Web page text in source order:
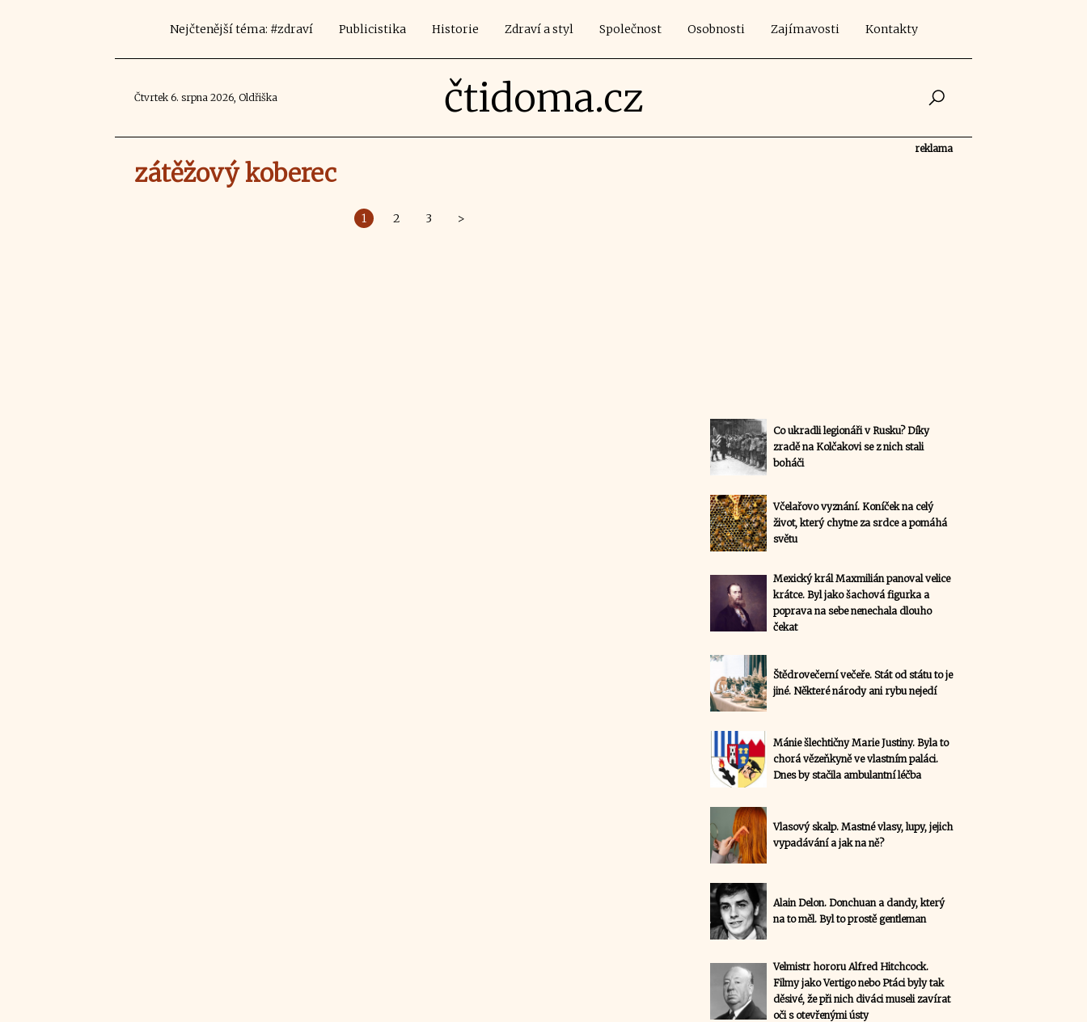
Nejčtenější téma: #zdraví Publicistika Historie Zdraví a styl Společnost Osobnosti Zajímavosti Kontakty
Čtvrtek 6. srpna 2026, Oldřiška čtidoma.cz
zátěžový koberec
1 2 3 >
reklama
Co ukradli legionáři v Rusku? Díky
zradě na Kolčakovi se z nich stali
boháči
Včelařovo vyznání. Koníček na celý
život, který chytne za srdce a pomáhá
světu
Mexický král Maxmilián panoval velice
krátce. Byl jako šachová figurka a
poprava na sebe nenechala dlouho
čekat
Štědrovečerní večeře. Stát od státu to je
jiné. Některé národy ani rybu nejedí
Mánie šlechtičny Marie Justiny. Byla to
chorá vězeňkyně ve vlastním paláci.
Dnes by stačila ambulantní léčba
Vlasový skalp. Mastné vlasy, lupy, jejich
vypadávání a jak na ně?
Alain Delon. Donchuan a dandy, který
na to měl. Byl to prostě gentleman
Velmistr hororu Alfred Hitchcock.
Filmy jako Vertigo nebo Ptáci byly tak
děsivé, že při nich diváci museli zavírat
oči s otevřenými ústy